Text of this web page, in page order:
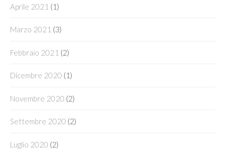
Aprile 2021 (1)
Marzo 2021 (3)
Febbraio 2021 (2)
Dicembre 2020 (1)
Novembre 2020 (2)
Settembre 2020 (2)
Luglio 2020 (2)